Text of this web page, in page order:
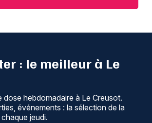
: le meilleur à Le
hebdomadaire à Le Creusot.
événements : la sélection de la
jeudi.